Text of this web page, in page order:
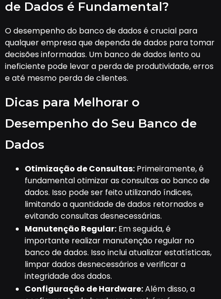
de Dados é Fundamental?
O desempenho do banco de dados é crucial para
qualquer empresa que dependa de dados para tomar
decisões informadas. Um banco de dados lento ou
ineficiente pode levar a perda de produtividade, erros
e até mesmo perda de clientes.
Dicas para Melhorar o
Desempenho do Seu Banco de
Dados
Otimização de Consultas: Primeiramente, é
fundamental otimizar as consultas ao banco de
dados. Isso pode ser feito utilizando índices,
limitando a quantidade de dados retornados e
evitando consultas desnecessárias.
Manutenção Regular: Em seguida, é
importante realizar manutenção regular no
banco de dados. Isso inclui atualizar estatísticas,
limpar dados desnecessários e verificar a
integridade dos dados.
Configuração de Hardware:Além disso, a